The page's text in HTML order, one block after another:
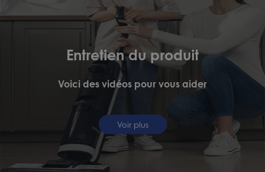
Entretien du produit
Voici des vidéos pour vous aider
Voir plus